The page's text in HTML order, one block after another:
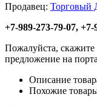
Продавец: Торговый
+7-989-273-79-07, +7-
Пожалуйста,
предложение на
Описание
Похожие